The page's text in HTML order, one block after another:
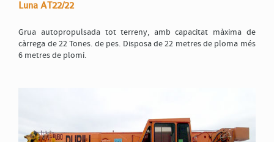
Tancar formulari
Luna AT22/22
Grua autopropulsada tot terreny, amb capacitat màxima de
càrrega de 22 Tones. de pes. Disposa de 22 metres de ploma més
6 metres de plomí.